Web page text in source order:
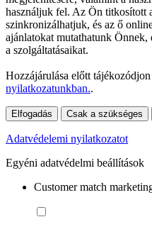
használjuk fel. Az Ön titkosított
szinkronizálhatjuk, és az ő
ajánlatokat mutathatunk Önnek,
a szolgáltatásaikat.
Hozzájárulása előtt
nyilatkozatunkban..
Elfogadás Csak a szükséges
Adatvédelemi nyilatkozatot
Egyéni adatvédelmi beállítások
Customer match